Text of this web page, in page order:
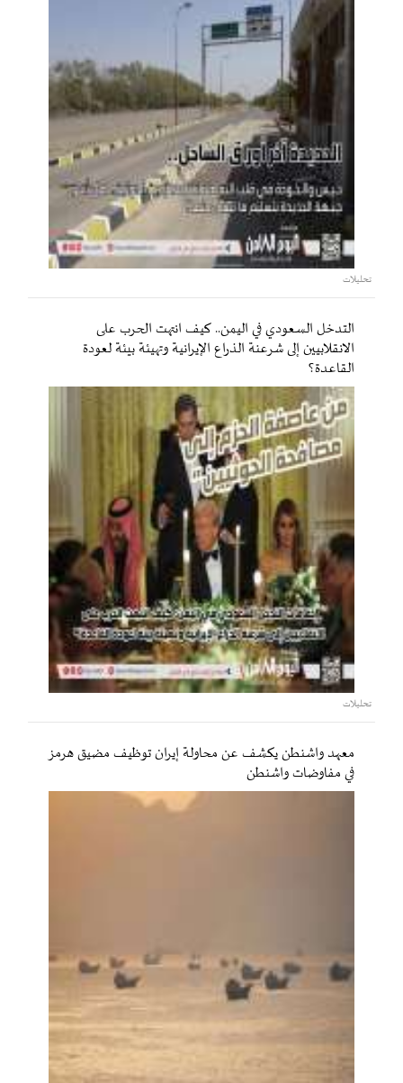
تحليلات
التدخل السعودي في اليمن.. كيف انتهت الحرب على
الانقلابيين إلى شرعنة الذراع الإيرانية وتهيئة بيئة لعودة
القاعدة؟
تحليلات
معهد واشنطن يكشف عن محاولة إيران توظيف مضيق هرمز
في مفاوضات واشنطن